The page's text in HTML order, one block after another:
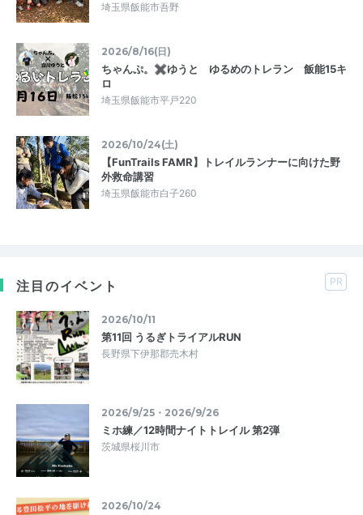
埼玉県飯能市吾野
2026/8/16(日)
ちゃんぷ。✖ゆうと ゆるめのトレラン 飯能15キ
ロ
埼玉県飯能市平戸220
2026/10/24(土)
【FunTrails FAMR】トレイルランナーに向けた野
外救命講習
埼玉県飯能市白子260
注目のイベント PR
2026/10/11
第11回 うるぎトライアルRUN
長野県下伊那郡売木村
2026/9/25・2026/9/26
ミホ練／12時間ナイトトレイル 第2弾
茨城県桜川市
2026/10/24